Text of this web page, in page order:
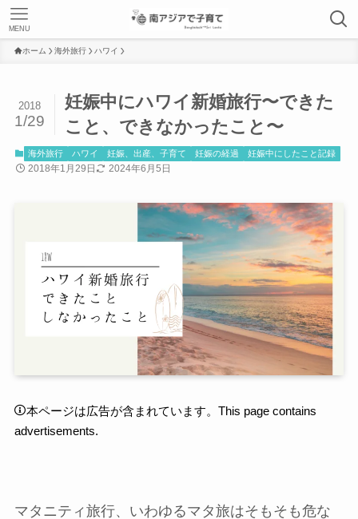
MENU
ホーム 海外旅行 ハワイ
妊娠中にハワイ新婚旅行〜できた
こと、できなかったこと〜
2018
1/29
海外旅行 ハワイ 妊娠、出産、子育て 妊娠の経過 妊娠中にしたこと記録
2018年1月29日 2024年6月5日
本ページは広告が含まれています。This page contains
advertisements.
マタニティ旅行、いわゆるマタ旅はそもそも危な